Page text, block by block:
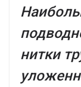
нитки